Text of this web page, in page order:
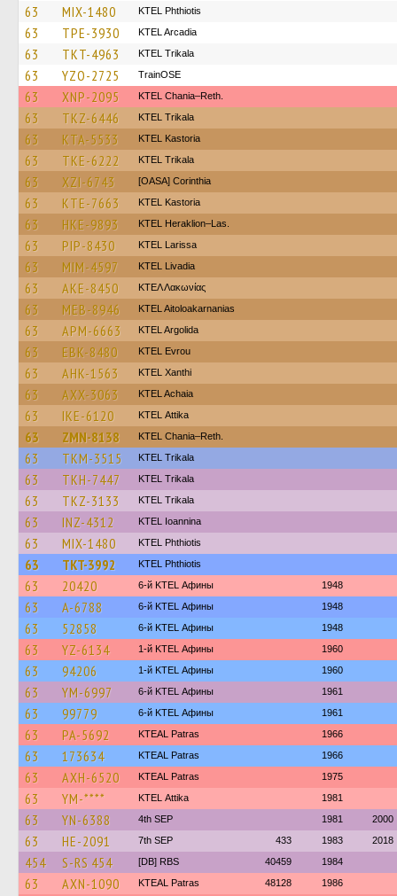
63 MIX-1480 ΚΤΕL Phthiotis
63 TPE-3930 KTEL Arcadia
63 TKT-4963 ΚΤΕL Τrikala
63 YZO-2725 TrainΟSE
63 XNP-2095 KTEL Chania–Reth.
63 TKZ-6446 ΚΤΕL Τrikala
63 KTA-5533 KTEL Kastoria
63 TKE-6222 ΚΤΕL Τrikala
63 XZI-6743 [OASA] Corinthia
63 KTE-7663 KTEL Kastoria
63 HKE-9893 KTEL Heraklion–Las.
63 PIP-8430 KTEL Larissa
63 MIM-4597 KTEL Livadia
63 AKE-8450 ΚΤΕΛ Λακωνίας
63 MEB-8946 KTEL Aitoloakarnanias
63 APM-6663 KTEL Argolida
63 EBK-8480 KTEL Evrou
63 AHK-1563 KTEL Xanthi
63 AXX-3063 KTEL Achaia
63 IKE-6120 KΤΕL Αttika
63 ZMN-8138 KTEL Chania–Reth.
63 TKM-3515 ΚΤΕL Τrikala
63 TKH-7447 ΚΤΕL Τrikala
63 TKZ-3133 ΚΤΕL Τrikala
63 INZ-4312 KTEL Ioannina
63 MIX-1480 ΚΤΕL Phthiotis
63 TKT-3992 ΚΤΕL Phthiotis
63 20420 6-й KTEL Афины 1948
63 A-6788 6-й KTEL Афины 1948
63 52858 6-й KTEL Афины 1948
63 YZ-6134 1-й KTEL Афины 1960
63 94206 1-й KTEL Афины 1960
63 YM-6997 6-й KTEL Афины 1961
63 99779 6-й KTEL Афины 1961
63 PA-5692 KTEAL Patras 1966
63 173634 KTEAL Patras 1966
63 AXH-6520 KTEAL Patras 1975
63 YM-**** KΤΕL Αttika 1981
63 YN-6388 4th SEP 1981 2000
63 HE-2091 7th SEP 433 1983 2018
454 S-RS 454 [DB] RBS 40459 1984
63 AXN-1090 KTEAL Patras 48128 1986